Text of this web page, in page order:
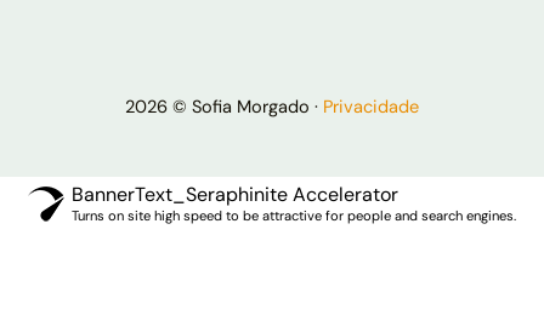
2026 © Sofia Morgado · Privacidade
BannerText_Seraphinite Accelerator
Turns on site high speed to be attractive for people and search engines.